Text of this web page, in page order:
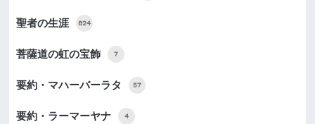
聖者の生涯 824
菩薩道の虹の宝飾 7
要約・マハーバーラタ 57
要約・ラーマーヤナ 4